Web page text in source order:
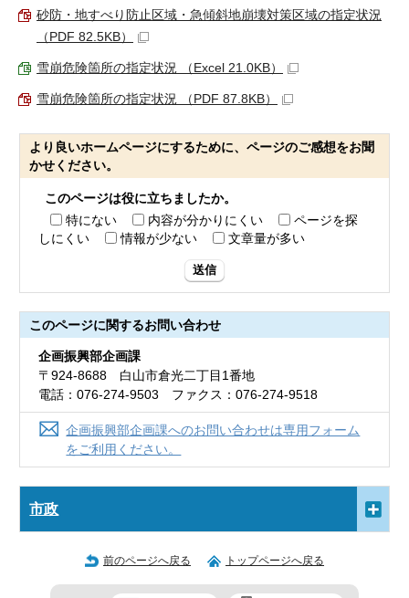
砂防・地すべり防止区域・急傾斜地崩壊対策区域の指定状況
（PDF 82.5KB）
雪崩危険箇所の指定状況 （Excel 21.0KB）
雪崩危険箇所の指定状況 （PDF 87.8KB）
より良いホームページにするために、ページのご感想をお聞
かせください。
このページは役に立ちましたか。
特にない
内容が分かりにくい
ページを探
しにくい
情報が少ない 文章量が多い
送信
このページに関するお問い合わせ
企画振興部企画課
〒924-8688 白山市倉光二丁目1番地
電話：076-274-9503 ファクス：076-274-9518
企画振興部企画課へのお問い合わせは専用フォーム
をご利用ください。
市政
前のページへ戻る トップページへ戻る